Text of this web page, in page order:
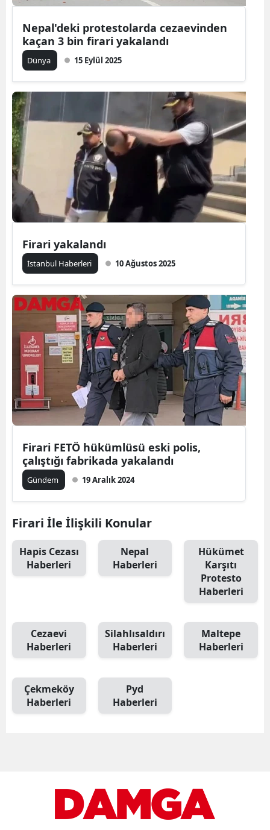
Nepal'deki protestolarda cezaevinden
kaçan 3 bin firari yakalandı
Dünya 15 Eylül 2025
Firari yakalandı
İstanbul Haberleri 10 Ağustos 2025
Firari FETÖ hükümlüsü eski polis,
çalıştığı fabrikada yakalandı
Gündem 19 Aralık 2024
Firari İle İlişkili Konular
Hapis Cezası
Haberleri
Nepal
Haberleri
Hükümet
Karşıtı
Protesto
Haberleri
Cezaevi
Haberleri
Silahlısaldırı
Haberleri
Maltepe
Haberleri
Çekmeköy
Haberleri
Pyd
Haberleri